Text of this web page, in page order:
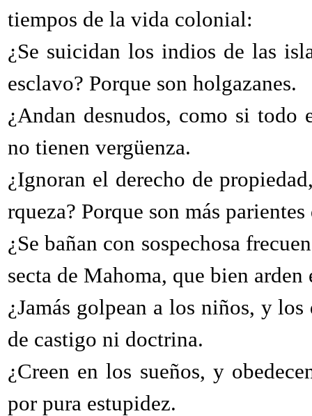
tiempos de la vida colonial:
¿Se suicidan los indios de las
esclavo? Porque son holgazanes.
¿Andan desnudos, como si todo
no tienen vergüenza.
¿Ignoran el derecho de
rqueza? Porque son más
¿Se bañan con sospechosa
secta de Mahoma, que bien
¿Jamás golpean a los niños, y
de castigo ni doctrina.
¿Creen en los sueños, y
por pura estupidez.